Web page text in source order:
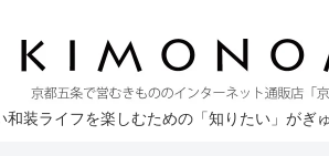
和装ライフを楽しむための「知りたい」がぎ